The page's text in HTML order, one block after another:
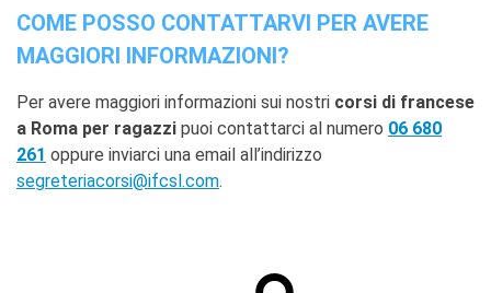
COME POSSO CONTATTARVI PER AVERE
MAGGIORI INFORMAZIONI?
Per avere maggiori informazioni sui nostri corsi di francese
a Roma per ragazzi puoi contattarci al numero 06 680
261 oppure inviarci una email all’indirizzo
segreteriacorsi@ifcsl.com.